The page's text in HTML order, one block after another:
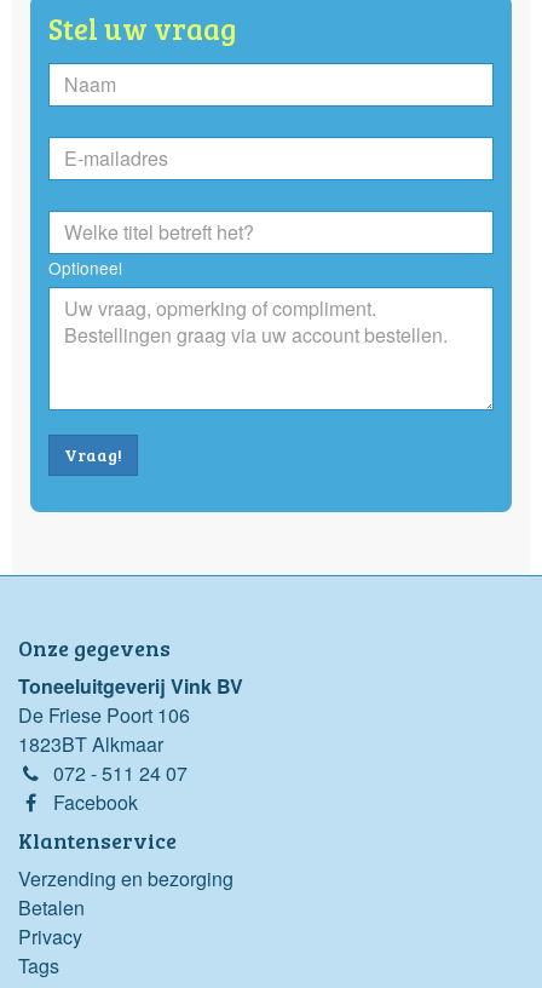
Stel uw vraag
Optioneel
Vraag!
Onze gegevens
Toneeluitgeverij Vink BV
De Friese Poort 106
1823BT Alkmaar
072 - 511 24 07
Facebook
Klantenservice
Verzending en bezorging
Betalen
Privacy
Tags